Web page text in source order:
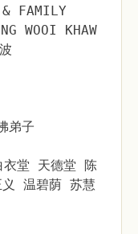
FAMILY
WOOI KHAW
弟子
衣堂 天德堂 陈
温碧荫 苏慧